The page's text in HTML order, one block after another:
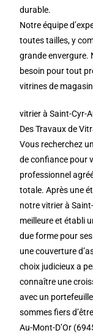
durable.
Notre équipe
toutes tailles, y
grande envergure.
besoin pour tout
vitrines de
vitrier à Saint-Cyr-
Des Travaux de
Vous recherchez
de confiance pour
professionnel
totale. Après une
notre vitrier à
meilleure et établi
due forme pour
une couverture
choix judicieux a
connaître une
avec un
sommes fiers
Au-Mont-D’Or